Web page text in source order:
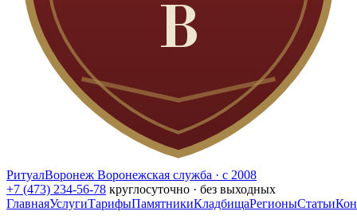
В
РитуалВоронеж Воронежская служба · с 2008
+7 (473) 234-56-78 круглосуточно · без выходных
ГлавнаяУслугиТарифыПамятникиКладбищаРегионыСтатьи